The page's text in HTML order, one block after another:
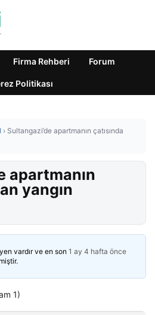
Firma Rehberi Forum
Politikası
› Sultangazi’de apartmanın çatısında
apartmanın
yangın
vardır ve en son 1 ay 4 hafta önce
1)